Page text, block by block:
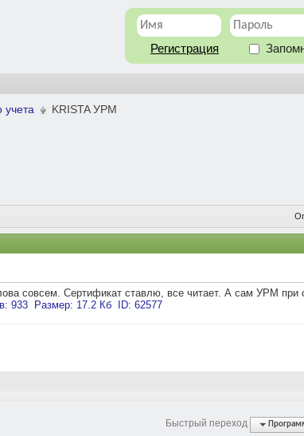
Регистрация
KRISTA УРМ
совсем. Сертификат ставлю, все читает. А сам УРМ при
Быстрый переход